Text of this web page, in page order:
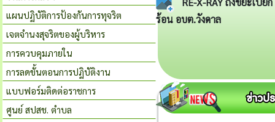
แผนปฏิบัติการป้องกันการทุจริต
เจตจำนงสุจริตของผู้บริหาร
การควบคุมภายใน
การลดขั้นตอนการปฏิบัติงาน
แบบฟอร์มติดต่อราชการ
ศูนย์ สปสช. ตำบล
ร้อน อบต.วังดาล